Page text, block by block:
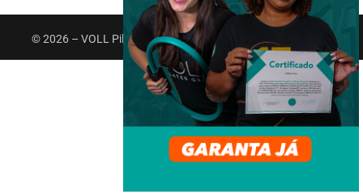
© 2026 – VOLL Pilates Group. Todos os direitos reservados.